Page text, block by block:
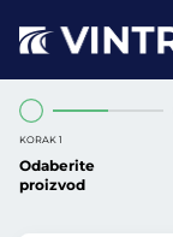
KORAK 1
Odaberite
proizvod